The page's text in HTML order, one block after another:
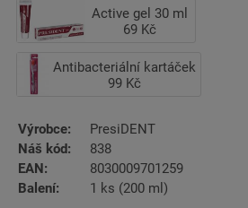
Active gel 30 ml
69 Kč
Antibacteriální kartáček
99 Kč
Výrobce:
PresiDENT
Náš kód:
838
EAN:
8030009701259
Balení:
1 ks (200 ml)